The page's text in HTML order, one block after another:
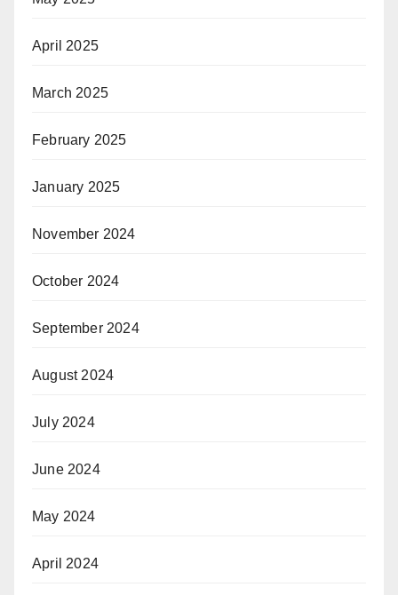
April 2025
March 2025
February 2025
January 2025
November 2024
October 2024
September 2024
August 2024
July 2024
June 2024
May 2024
April 2024